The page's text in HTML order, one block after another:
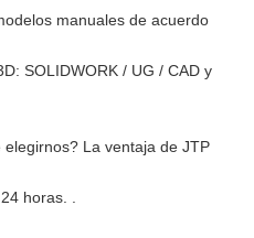
manuales de acuerdo
SOLIDWORK / UG / CAD y
La ventaja de JTP
horas. .